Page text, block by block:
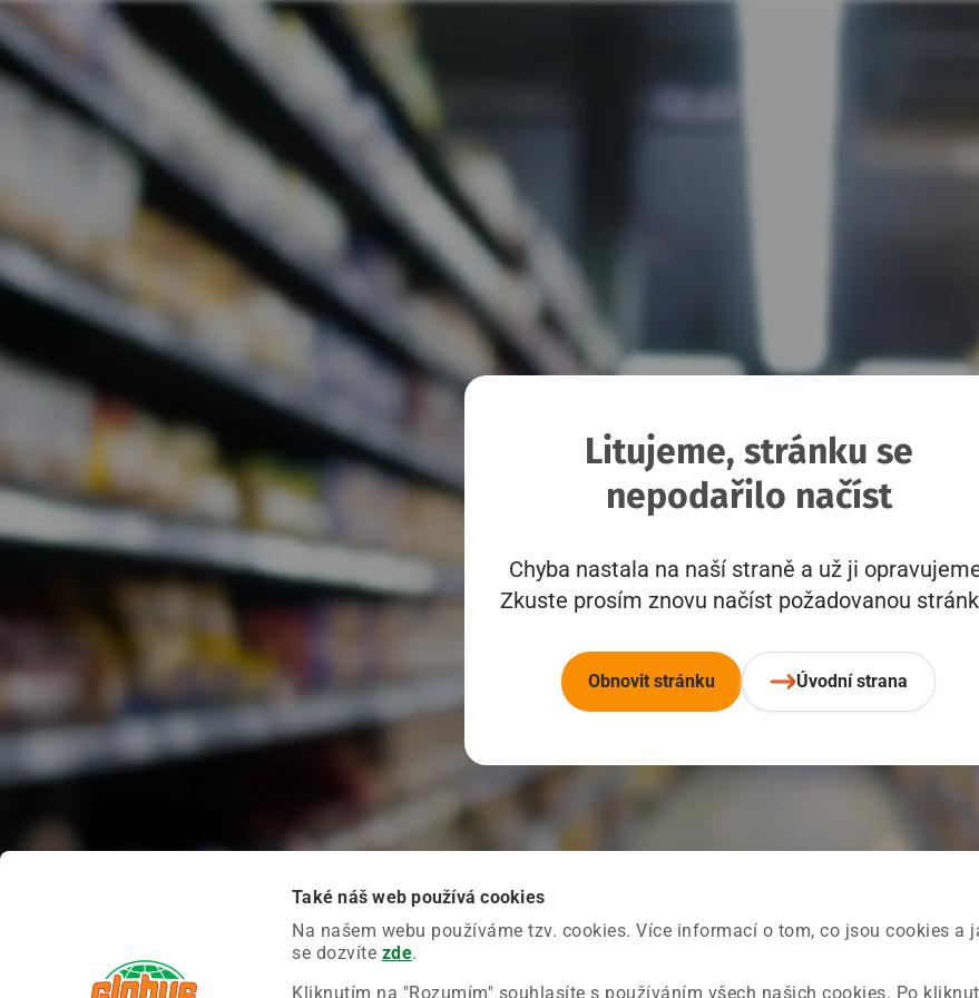
Také náš web používá cookies
Na našem webu používáme tzv. cookies. Více informací o tom, co jsou cookies a
se dozvíte zde.
Kliknutím na "Rozumím" souhlasíte s používáním všech našich cookies. Po
Litujeme, stránku se
nepodařilo načíst
Chyba nastala na naší straně a už ji
Zkuste prosím znovu načíst požadovanou
Obnovit stránku Úvodní strana